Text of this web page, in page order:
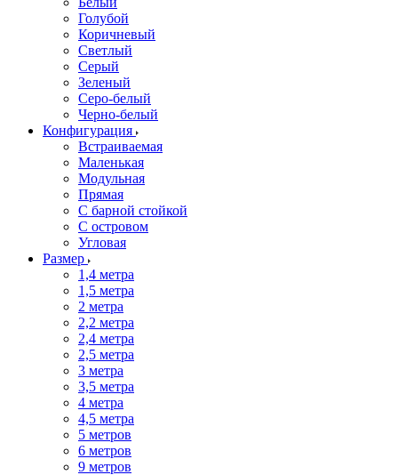
Голубой
Коричневый
Светлый
Серый
Зеленый
Серо-белый
Черно-белый
Конфигурация
Встраиваемая
Маленькая
Модульная
Прямая
С барной стойкой
С островом
Угловая
Размер
1,4 метра
1,5 метра
2 метра
2,2 метра
2,4 метра
2,5 метра
3 метра
3,5 метра
4 метра
4,5 метра
5 метров
6 метров
9 метров